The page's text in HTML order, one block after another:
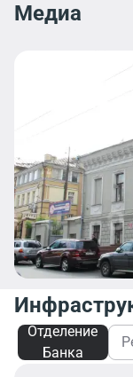
Медиа
Отделение
Банка